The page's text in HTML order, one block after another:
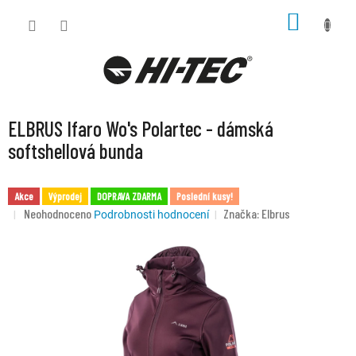
ELBRUS Ifaro Wo's Polartec - dámská
softshellová bunda
Akce Výprodej DOPRAVA ZDARMA Poslední kusy!
Průměrné
Neohodnoceno Podrobnosti hodnocení Značka: Elbrus